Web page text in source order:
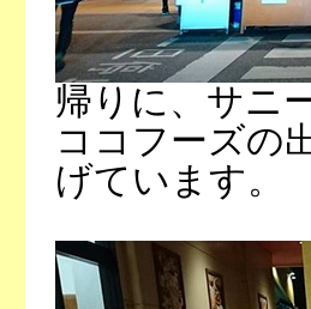
帰りに、サニ
ココフーズの
げています。